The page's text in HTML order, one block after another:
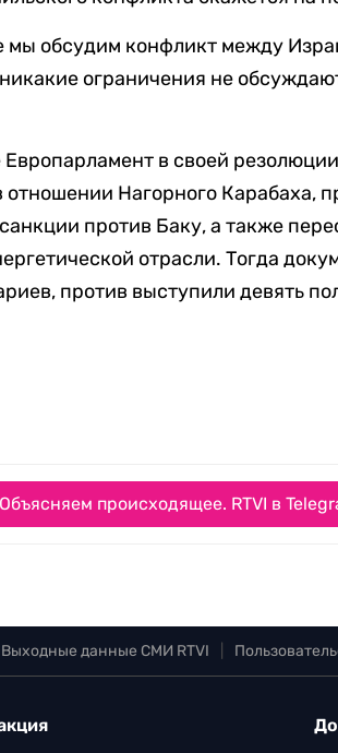
мы обсудим конфликт между
ограничения не
Европарламент в своей резолюции
Нагорного Карабаха,
против Баку, а также
отрасли. Тогда
против выступили девять
Объясняем происходящее. RTVI в
Выходные данные СМИ RTVI